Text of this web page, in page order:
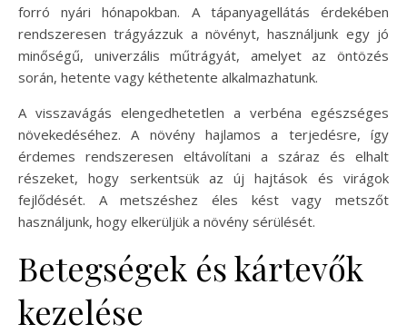
forró nyári hónapokban. A tápanyagellátás érdekében
rendszeresen trágyázzuk a növényt, használjunk egy jó
minőségű, univerzális műtrágyát, amelyet az öntözés
során, hetente vagy kéthetente alkalmazhatunk.
A visszavágás elengedhetetlen a verbéna egészséges
növekedéséhez. A növény hajlamos a terjedésre, így
érdemes rendszeresen eltávolítani a száraz és elhalt
részeket, hogy serkentsük az új hajtások és virágok
fejlődését. A metszéshez éles kést vagy metszőt
használjunk, hogy elkerüljük a növény sérülését.
Betegségek és kártevők
kezelése